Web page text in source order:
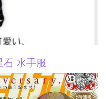
石 水手服